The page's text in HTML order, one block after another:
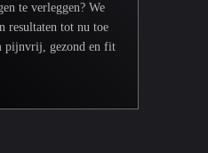
te verleggen? We
resultaten tot nu toe
pijnvrij, gezond en fit